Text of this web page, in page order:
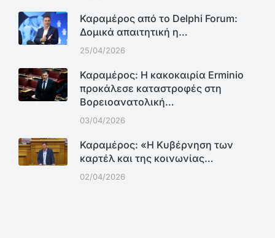
Καραμέρος από το Delphi Forum:
Δομικά απαιτητική η…
25/04/2026
Καραμέρος: Η κακοκαιρία Erminio
προκάλεσε καταστροφές στη
Βορειοανατολική…
03/04/2026
Καραμέρος: «Η Κυβέρνηση των
καρτέλ και της κοινωνίας…
02/04/2026